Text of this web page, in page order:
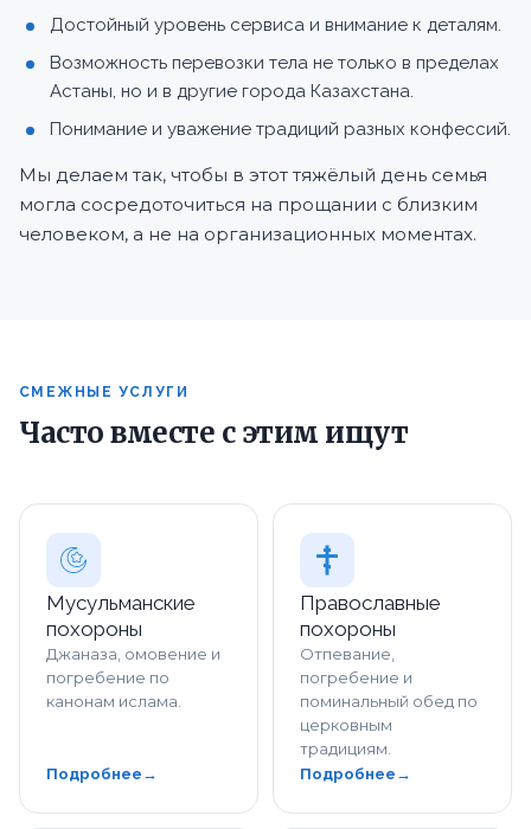
Достойный уровень сервиса и внимание к деталям.
Возможность перевозки тела не только в пределах
Астаны, но и в другие города Казахстана.
Понимание и уважение традиций разных конфессий.
Мы делаем так, чтобы в этот тяжёлый день семья
могла сосредоточиться на прощании с близким
человеком, а не на организационных моментах.
СМЕЖНЫЕ УСЛУГИ
Часто вместе с этим ищут
Мусульманские
похороны
Джаназа, омовение и
погребение по
канонам ислама.
Подробнее →
Православные
похороны
Отпевание,
погребение и
поминальный обед по
церковным
традициям.
Подробнее →